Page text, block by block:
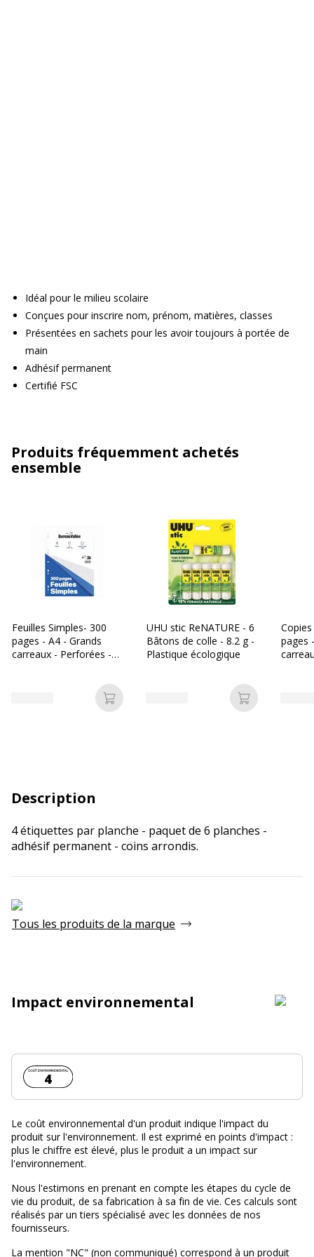
Idéal pour le milieu scolaire
Conçues pour inscrire nom, prénom, matières, classes
Présentées en sachets pour les avoir toujours à portée de
main
Adhésif permanent
Certifié FSC
Produits fréquemment achetés
ensemble
Feuilles Simples- 300
pages - A4 - Grands
carreaux - Perforées -
Ajouter au panier
UHU stic ReNATURE - 6
Bâtons de colle - 8.2 g -
Plastique écologique
Ajouter au
pages
Description
4 étiquettes par planche - paquet de 6 planches -
adhésif permanent - coins arrondis.
Tous les produits de la marque
Impact environnemental
Coût environnemental :
4
Le coût environnemental d'un produit indique l'impact du
produit sur l'environnement. Il est exprimé en points d'impact :
plus le chiffre est élevé, plus le produit a un impact sur
l'environnement.
Nous l'estimons en prenant en compte les étapes du cycle de
vie du produit, de sa fabrication à sa fin de vie. Ces calculs sont
réalisés par un tiers spécialisé avec les données de nos
fournisseurs.
La mention "NC" (non communiqué) correspond à un produit